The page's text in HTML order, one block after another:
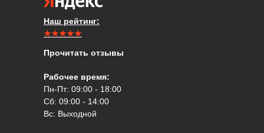
Наш рейтинг:
★★★★★
Прочитать отзывы
Рабочее время:
Пн-Пт: 09:00 - 18:00
Сб: 09:00 - 14:00
Вс: Выходной